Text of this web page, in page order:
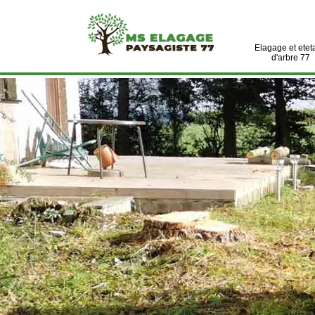
Elagage et
d'arbre 77